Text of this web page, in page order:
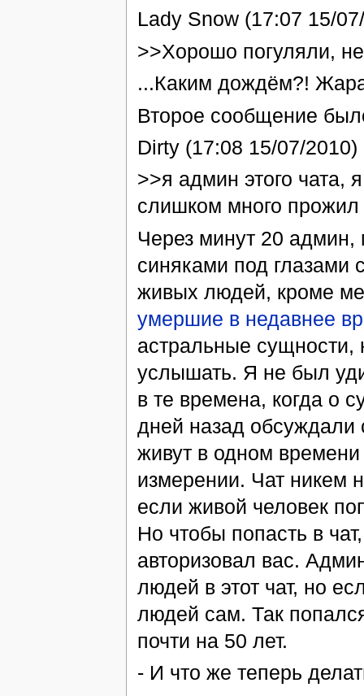
Lady Snow (17:07 15/
>>Хорошо погуляли,
...Каким дождём?!
Второе сообщение
Dirty (17:08 15/07/2010)
>>я админ этого чата,
слишком много
Через минут 20
синяками под глазами
живых людей, кроме
умершие в недавнее
астральные сущности,
услышать. Я не был
в те времена, когда о
дней назад обсуждали
живут в одном
измерении. Чат никем
если живой человек
Но чтобы попасть в
авторизовал вас.
людей в этот чат, но
людей сам. Так
почти на 50 лет.
- И что же теперь